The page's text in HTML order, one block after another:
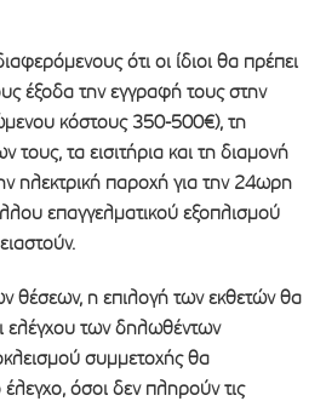
ότι οι ίδιοι θα πρέπει
έξοδα την εγγραφή τους στην
κόστους 350-500€), τη
τα εισιτήρια και τη διαμονή
ηλεκτρική παροχή για την 24ωρη
επαγγελματικού εξοπλισμού
θέσεων, η επιλογή των εκθετών θα
ελέγχου των δηλωθέντων
συμμετοχής θα
όσοι δεν πληρούν τις